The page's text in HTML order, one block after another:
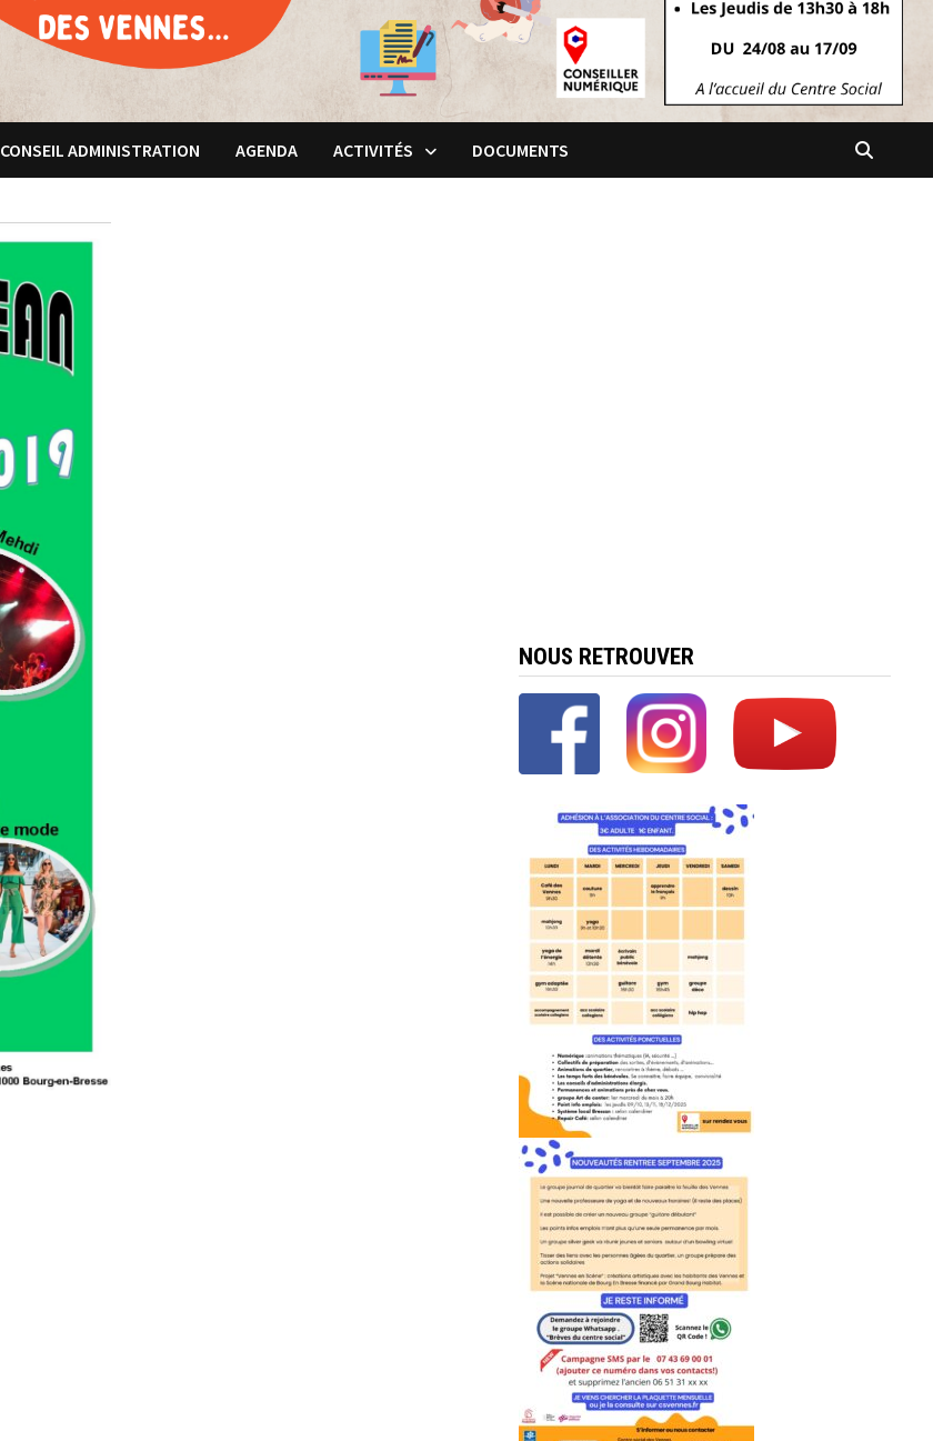
CONSEIL ADMINISTRATION AGENDA ACTIVITÉS DOCUMENTS
NOUS RETROUVER